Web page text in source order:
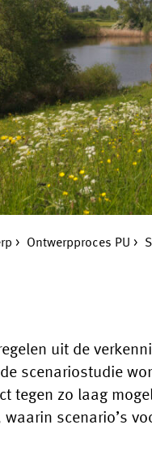
Ontwerpproces PU
uit de
scenariostudie
tegen zo laag
scenario’s